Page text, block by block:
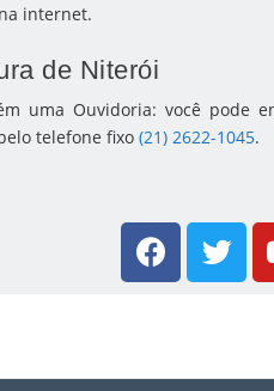
internet.
de Niterói
uma Ouvidoria: você pode
telefone fixo (21) 2622-1045.